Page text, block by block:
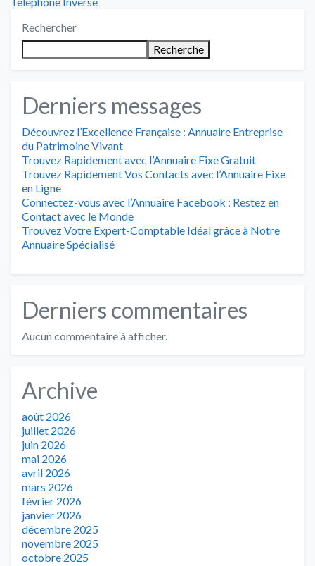
l’article
Rechercher
Recherche
Derniers messages
Découvrez l’Excellence Française : Annuaire Entreprise
du Patrimoine Vivant
Trouvez Rapidement avec l’Annuaire Fixe Gratuit
Trouvez Rapidement Vos Contacts avec l’Annuaire Fixe
en Ligne
Connectez-vous avec l’Annuaire Facebook : Restez en
Contact avec le Monde
Trouvez Votre Expert-Comptable Idéal grâce à Notre
Annuaire Spécialisé
Derniers commentaires
Aucun commentaire à afficher.
Archive
août 2026
juillet 2026
juin 2026
mai 2026
avril 2026
mars 2026
février 2026
janvier 2026
décembre 2025
novembre 2025
octobre 2025